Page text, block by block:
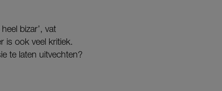
bizar’, vat
is ook veel kritiek.
te laten uitvechten?